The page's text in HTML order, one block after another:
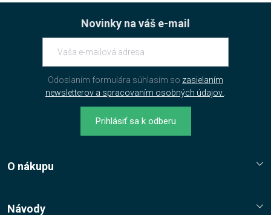
Novinky na váš e-mail
Odoslaním formulára súhlasím so zasielaním
newsletterov a spracovaním osobných údajov.
Prihlásiť sa k odberu
O nákupu
Jak nakupovat?
Návody